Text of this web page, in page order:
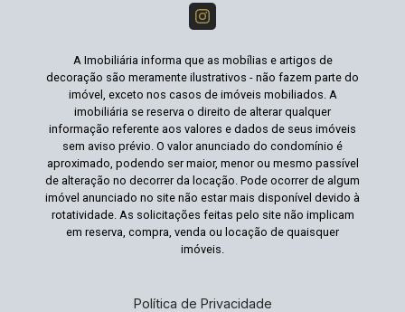
A Imobiliária informa que as mobílias e artigos de
decoração são meramente ilustrativos - não fazem parte do
imóvel, exceto nos casos de imóveis mobiliados. A
imobiliária se reserva o direito de alterar qualquer
informação referente aos valores e dados de seus imóveis
sem aviso prévio. O valor anunciado do condomínio é
aproximado, podendo ser maior, menor ou mesmo passível
de alteração no decorrer da locação. Pode ocorrer de algum
imóvel anunciado no site não estar mais disponível devido à
rotatividade. As solicitações feitas pelo site não implicam
em reserva, compra, venda ou locação de quaisquer
imóveis.
Política de Privacidade